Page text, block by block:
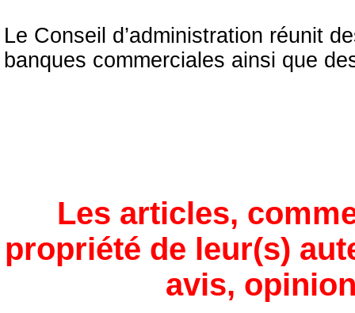
Le Conseil d’administration réunit
banques commerciales ainsi que
Les articles,
propriété de leur(s)
avis,